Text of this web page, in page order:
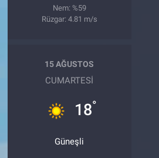
Nem: %59
Rüzgar: 4.81 m/s
15 AĞUSTOS
CUMARTESI
18°
Güneşli